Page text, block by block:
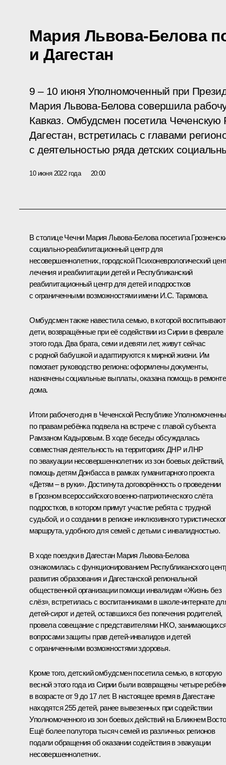
Мария Львова-Белова
и Дагестан
9 – 10 июня Уполномоченный при
Мария Львова-Белова совершила
Кавказ. Омбудсмен посетила Чеченскую
Дагестан, встретилась с главами
с деятельностью ряда детских
10 июня 2022 года 20:00
В столице Чечни Мария Львова-Беловапосетила
социально-реабилитационный центр для
несовершеннолетних, городской Психоневрологический
лечения и реабилитации детей и Республиканский
реабилитационный центр для детей и подростков
с ограниченными возможностями имени И.С. Тарамова.
Омбудсмен также навестила семью, в которой
дети, возвращённые при её содействии из Сирии в феврале
этого года. Два брата, семи и девяти лет, живут сейчас
с родной бабушкой и адаптируются к мирной жизни. Им
помогает руководство региона: оформлены документы,
назначены социальные выплаты, оказана помощь в ремонте
дома.
Итоги рабочего дня в Чеченской Республике
по правам ребёнка подвела на встрече с главой субъекта
Рамзаном Кадыровым. В ходе беседы обсуждалась
совместная деятельность на территориях ДНР и ЛНР
по эвакуации несовершеннолетних из зон боевых действий,
помощь детям Донбасса в рамках гуманитарного проекта
«Детям – в руки». Достигнута договорённость о проведении
в Грозном всероссийского военно-патриотического слёта
подростков, в котором примут участие ребята с трудной
судьбой, и о создании в регионе инклюзивного
маршрута, удобного для семей с детьми с инвалидностью.
В ходе поездки в Дагестан Мария Львова-Белова
ознакомилась с функционированием Республиканского
развития образования и Дагестанской региональной
общественной организации помощи инвалидам «Жизнь без
слёз», встретилась с воспитанниками в школе-интернате
детей-сирот и детей, оставшихся без попечения родителей,
провела совещание с представителями НКО,
вопросами защиты прав детей-инвалидов и детей
с ограниченными возможностями здоровья.
Кроме того, детский омбудсмен посетила семью, в которую
весной этого года из Сирии были возвращены четыре
в возрасте от 9 до 17 лет. В настоящее время в Дагестане
находятся 255 детей, ранее вывезенных при содействии
Уполномоченного из зон боевых действий на Ближнем
Ещё более полутора тысяч семей из различных регионов
подали обращения об оказании содействия в эвакуации
несовершеннолетних.